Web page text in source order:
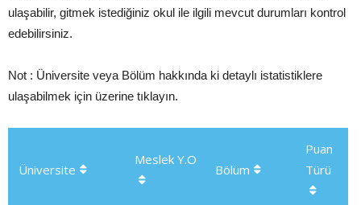
ulaşabilir, gitmek istediğiniz okul ile ilgili mevcut durumları kontrol
edebilirsiniz.
Not : Üniversite veya Bölüm hakkında ki detaylı istatistiklere
ulaşabilmek için üzerine tıklayın.
Üniversite
Meslek Y.O
Bölüm
Puan
Türü